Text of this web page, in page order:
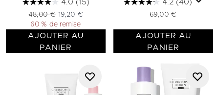
4.0 (15)
Prix de vente :
48,00 € Prix ​​actuel :
19,20 €
60 % de remise
AJOUTER AU
PANIER
4.2 (40)
69,00 €
AJOUTER AU
PANIER